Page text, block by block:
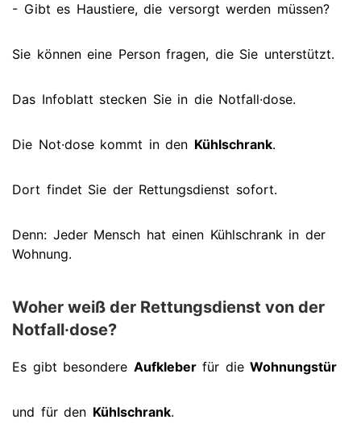
- Gibt es Haustiere, die versorgt werden müssen?
Sie können eine Person fragen, die Sie unterstützt.
Das Infoblatt stecken Sie in die Notfall·dose.
Die Not·dose kommt in den Kühlschrank.
Dort findet Sie der Rettungsdienst sofort.
Denn: Jeder Mensch hat einen Kühlschrank in der
Wohnung.
Woher weiß der Rettungsdienst von der
Notfall·dose?
Es gibt besondere Aufkleberfür dieWohnungstür
und für den Kühlschrank.